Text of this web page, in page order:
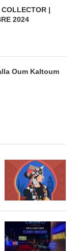
|
2024
Oum Kaltoum